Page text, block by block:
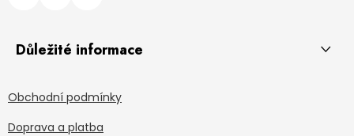
Důležité informace
Obchodní podmínky
Doprava a platba